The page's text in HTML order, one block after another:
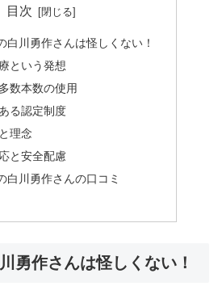
目次
白川勇作さんは怪しくない！
という発想
数本数の使用
る認定制度
理念
と安全配慮
白川勇作さんの口コミ
勇作さんは怪しくない！